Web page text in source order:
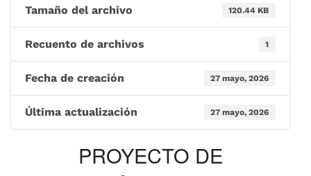
Tamaño del archivo 120.44 KB
Recuento de archivos 1
Fecha de creación 27 mayo, 2026
Última actualización 27 mayo, 2026
PROYECTO DE